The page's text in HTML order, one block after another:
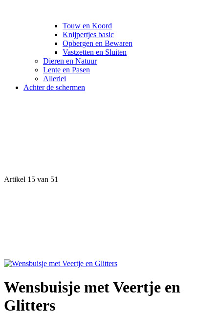
Touw en Koord
Knijpertjes basic
Opbergen en Bewaren
Vastzetten en Sluiten
Dieren en Natuur
Lente en Pasen
Allerlei
Achter de schermen
Artikel 15 van 51
Wensbuisje met Veertje en
Glitters